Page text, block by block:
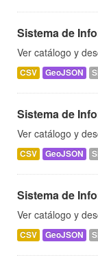
Sistema de
Ver catálogo y
CSV GeoJSON
Sistema de
Ver catálogo y
CSV GeoJSON
Sistema de
Ver catálogo y
CSV GeoJSON